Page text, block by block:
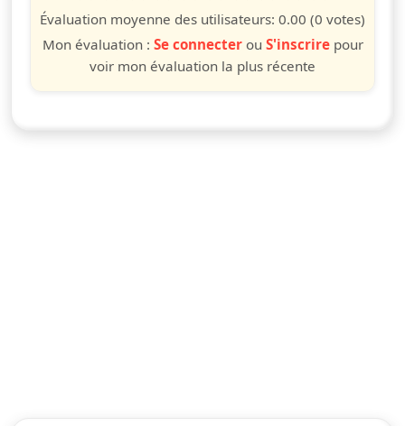
étoiles
étoiles
étoiles
étoiles
étoiles
étoiles
étoiles
étoiles
étoiles
étoile
Évaluation moyenne des utilisateurs: 0.00 (0 votes)
Mon évaluation : Se connecterou S'inscrirepour
voir mon évaluation la plus récente